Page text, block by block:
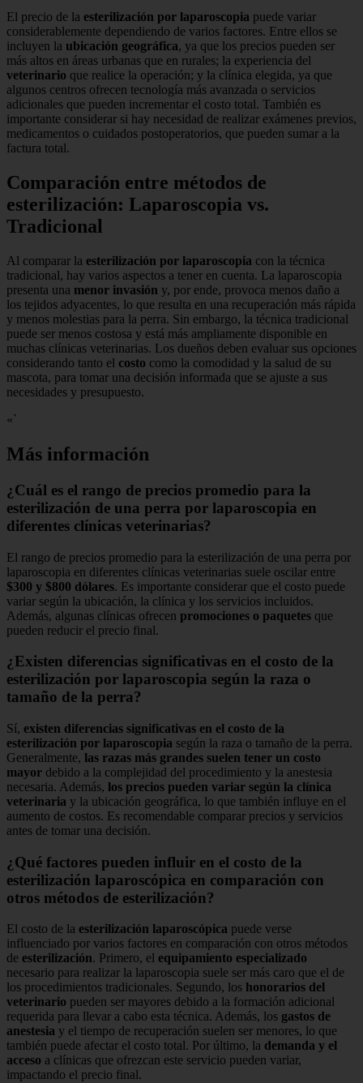
El precio de la esterilización por laparoscopia puede variar
considerablemente dependiendo de varios factores. Entre ellos se
incluyen la ubicación geográfica, ya que los precios pueden ser
más altos en áreas urbanas que en rurales; la experiencia del
veterinario que realice la operación; y la clínica elegida, ya que
algunos centros ofrecen tecnología más avanzada o servicios
adicionales que pueden incrementar el costo total. También es
importante considerar si hay necesidad de realizar exámenes previos,
medicamentos o cuidados postoperatorios, que pueden sumar a la
factura total.
Comparación entre métodos de
esterilización: Laparoscopia vs.
Tradicional
Al comparar la esterilización por laparoscopia con la técnica
tradicional, hay varios aspectos a tener en cuenta. La laparoscopia
presenta una menor invasión y, por ende, provoca menos daño a
los tejidos adyacentes, lo que resulta en una recuperación más rápida
y menos molestias para la perra. Sin embargo, la técnica tradicional
puede ser menos costosa y está más ampliamente disponible en
muchas clínicas veterinarias. Los dueños deben evaluar sus opciones
considerando tanto el costo como la comodidad y la salud de su
mascota, para tomar una decisión informada que se ajuste a sus
necesidades y presupuesto.
«`
Más información
¿Cuál es el rango de precios promedio para la
esterilización de una perra por laparoscopia en
diferentes clínicas veterinarias?
El rango de precios promedio para la esterilización de una perra por
laparoscopia en diferentes clínicas veterinarias suele oscilar entre
$300 y $800 dólares. Es importante considerar que el costo puede
variar según la ubicación, la clínica y los servicios incluidos.
Además, algunas clínicas ofrecen promociones o paquetes que
pueden reducir el precio final.
¿Existen diferencias significativas en el costo de la
esterilización por laparoscopia según la raza o
tamaño de la perra?
Sí, existen diferencias significativas en el costo de la
esterilización por laparoscopia según la raza o tamaño de la perra.
Generalmente, las razas más grandes suelen tener un costo
mayor debido a la complejidad del procedimiento y la anestesia
necesaria. Además, los precios pueden variar según la clínica
veterinaria y la ubicación geográfica, lo que también influye en el
aumento de costos. Es recomendable comparar precios y servicios
antes de tomar una decisión.
¿Qué factores pueden influir en el costo de la
esterilización laparoscópica en comparación con
otros métodos de esterilización?
El costo de la esterilización laparoscópica puede verse
influenciado por varios factores en comparación con otros métodos
de esterilización. Primero, el equipamiento especializado
necesario para realizar la laparoscopia suele ser más caro que el de
los procedimientos tradicionales. Segundo, los honorarios del
veterinario pueden ser mayores debido a la formación adicional
requerida para llevar a cabo esta técnica. Además, los gastos de
anestesia y el tiempo de recuperación suelen ser menores, lo que
también puede afectar el costo total. Por último, la demanda y el
acceso a clínicas que ofrezcan este servicio pueden variar,
impactando el precio final.